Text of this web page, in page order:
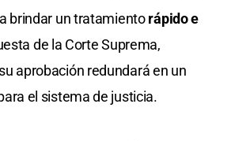
brindar un tratamientorápido e
de la Corte Suprema,
aprobación redundará en un
el sistema de justicia.